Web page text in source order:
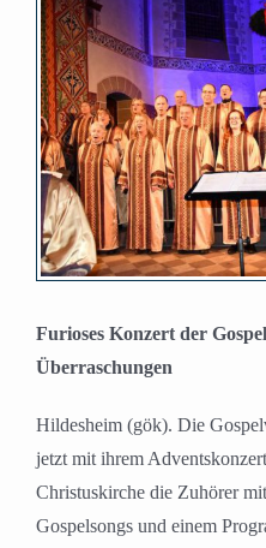
grösseres
Bild
Furioses Konzert der
Überraschungen
Hildesheim (gök). Die
jetzt mit ihrem
Christuskirche die Zuhörer
Gospelsongs und einem